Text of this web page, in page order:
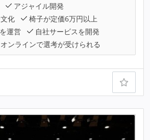
アジャイル開発
化
椅子が定価6万円以上
運営
自社サービスを開発
オンラインで選考が受けられる